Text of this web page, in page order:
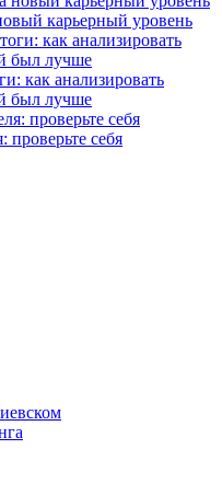
карьерный уровень
как анализировать
был лучше
себя